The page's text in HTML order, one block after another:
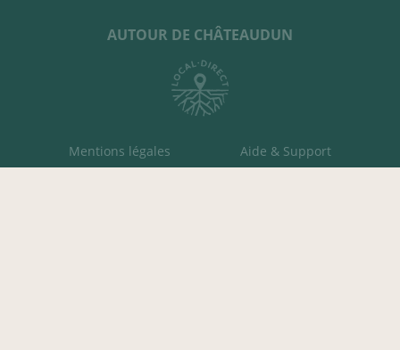
AUTOUR DE CHÂTEAUDUN
Mentions légales Aide & Support